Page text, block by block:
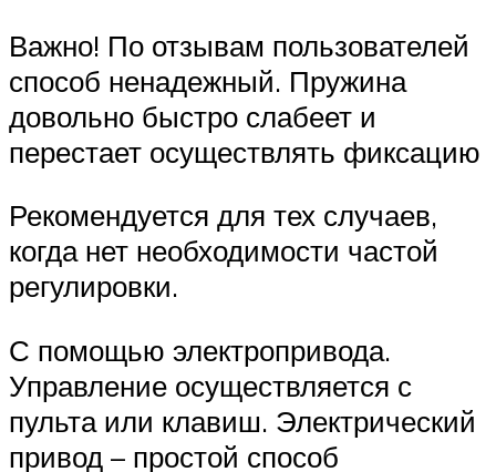
Важно! По отзывам пользователей
способ ненадежный. Пружина
довольно быстро слабеет и
перестает осуществлять фиксацию
Рекомендуется для тех случаев,
когда нет необходимости частой
регулировки.
С помощью электропривода.
Управление осуществляется с
пульта или клавиш. Электрический
привод – простой способ